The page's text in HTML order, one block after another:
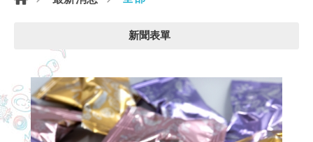
新聞表單